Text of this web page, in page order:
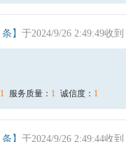
条】 于2024/9/26 2:49:49收到
1 服务质量： 1 诚信度： 1
条】 于2024/9/26 2:49:44收到